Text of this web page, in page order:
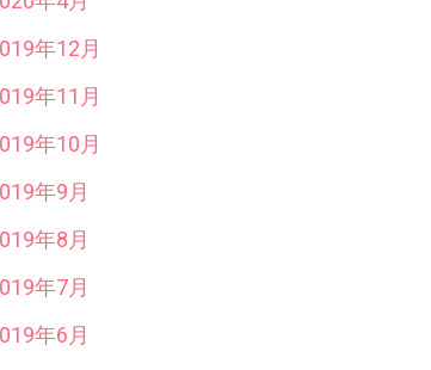
年12月
年11月
年10月
年9月
年8月
年7月
年6月